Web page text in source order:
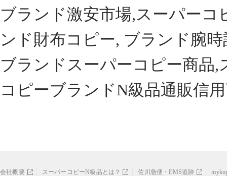
ブランド激安市場,スーパー
ンド財布コピー, ブランド腕
ブランドスーパーコピー商品
コピーブランドN級品通販信
会社概要 スーパーコピーN級品とは？ 佐川急便・EMS追跡